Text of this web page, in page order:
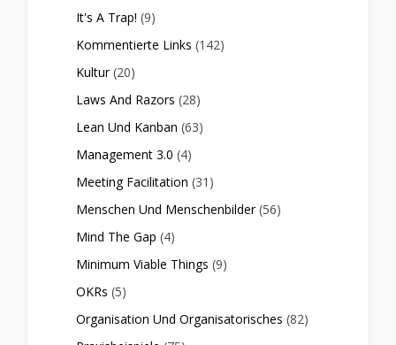
It's A Trap! (9)
Kommentierte Links (142)
Kultur (20)
Laws And Razors (28)
Lean Und Kanban (63)
Management 3.0 (4)
Meeting Facilitation (31)
Menschen Und Menschenbilder (56)
Mind The Gap (4)
Minimum Viable Things (9)
OKRs (5)
Organisation Und Organisatorisches (82)